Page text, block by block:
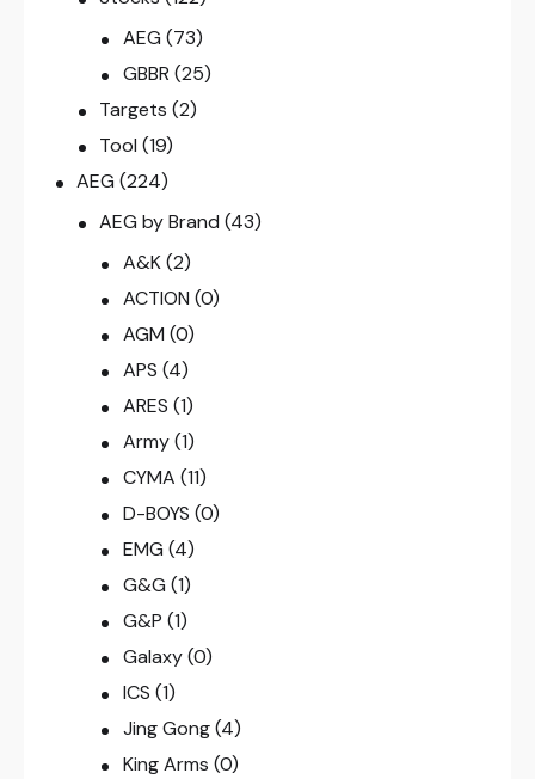
AEG (73)
GBBR (25)
Targets (2)
Tool (19)
AEG (224)
AEG by Brand (43)
A&K (2)
ACTION (0)
AGM (0)
APS (4)
ARES (1)
Army (1)
CYMA (11)
D-BOYS (0)
EMG (4)
G&G (1)
G&P (1)
Galaxy (0)
ICS (1)
Jing Gong (4)
King Arms (0)